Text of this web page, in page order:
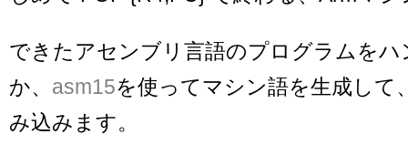
できたアセンブリ言語のプログラムを
か、 asm15を使ってマシン語を生成して
み込みます。